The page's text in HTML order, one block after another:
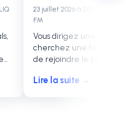
de sa culture
23 juillet 2026 à 20h25 ·
FM
Vous dirigez une
cherchez une façon
de rejoindre le public
CLIQ FM offre quelque
Lire la suite →